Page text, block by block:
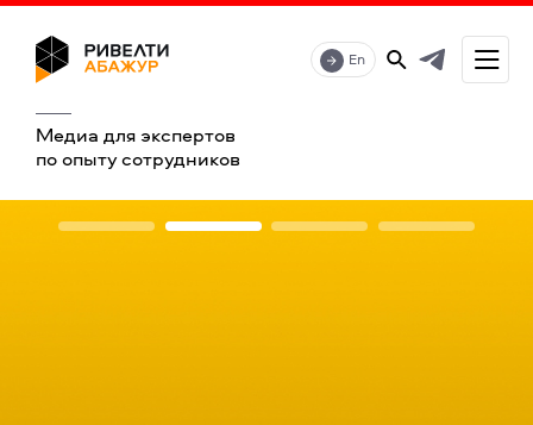
Медиа для экспертов
по опыту сотрудников
En